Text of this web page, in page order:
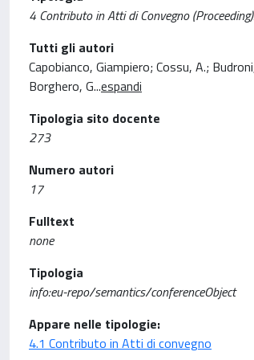
4 Contributo in Atti di Convegno
Tutti gli autori
Capobianco, Giampiero; Cossu, A.;
Borghero, G...espandi
Tipologia sito docente
273
Numero autori
17
Fulltext
none
Tipologia
info:eu-repo/semantics/conferenceObject
Appare nelle tipologie:
4.1 Contributo in Atti di convegno